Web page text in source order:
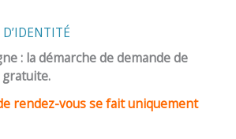
: la démarche de demande de
rendez-vous se fait uniquement